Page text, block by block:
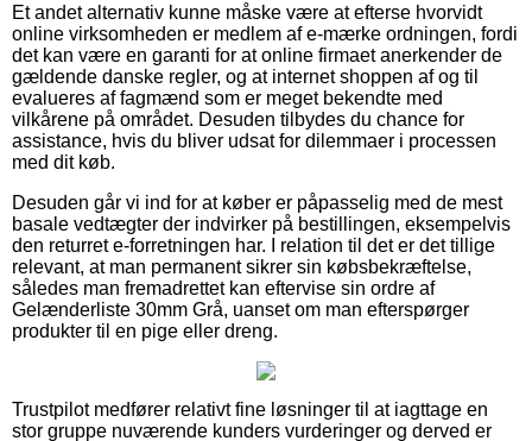
Et andet alternativ kunne måske være at efterse hvorvidt
online virksomheden er medlem af e-mærke ordningen, fordi
det kan være en garanti for at online firmaet anerkender de
gældende danske regler, og at internet shoppen af og til
evalueres af fagmænd som er meget bekendte med
vilkårene på området. Desuden tilbydes du chance for
assistance, hvis du bliver udsat for dilemmaer i processen
med dit køb.
Desuden går vi ind for at køber er påpasselig med de mest
basale vedtægter der indvirker på bestillingen, eksempelvis
den returret e-forretningen har. I relation til det er det tillige
relevant, at man permanent sikrer sin købsbekræftelse,
således man fremadrettet kan eftervise sin ordre af
Gelænderliste 30mm Grå, uanset om man efterspørger
produkter til en pige eller dreng.
Trustpilot medfører relativt fine løsninger til at iagttage en
stor gruppe nuværende kunders vurderinger og derved er